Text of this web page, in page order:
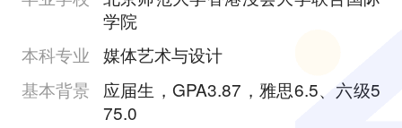
学院
本科专业 媒体艺术与设计
基本背景
应届生，GPA3.87，雅思6.5、六级5
75.0